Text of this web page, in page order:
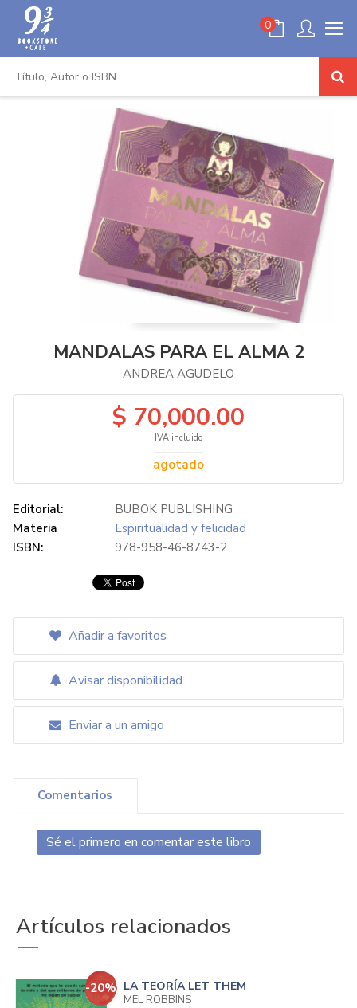
0
MANDALAS PARA EL ALMA 2
ANDREA AGUDELO
$ 70,000.00
IVA incluido
agotado
Editorial:
BUBOK PUBLISHING
Materia
Espiritualidad y felicidad
ISBN:
978-958-46-8743-2
Añadir a favoritos
Avisar disponibilidad
Enviar a un amigo
Comentarios
Sé el primero en comentar este libro
Artículos relacionados
-20% LA TEORÍA LET THEM
MEL ROBBINS